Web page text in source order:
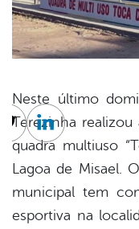
Neste último
Terezinha realizou
quadra multiuso
Lagoa de Misael.
municipal tem
esportiva na
TwitterLinkedin